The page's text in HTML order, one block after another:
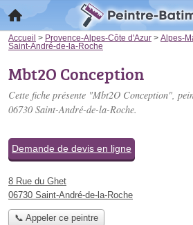
Accueil > Provence-Alpes-Côte d'Azur > Alpes-
Saint-André-de-la-Roche
Mbt2O Conception
Cette fiche présente "Mbt2O Conception",
06730 Saint-André-de-la-Roche.
Demande de devis en ligne
8 Rue du Ghet
06730 Saint-André-de-la-Roche
📞 Appeler ce peintre